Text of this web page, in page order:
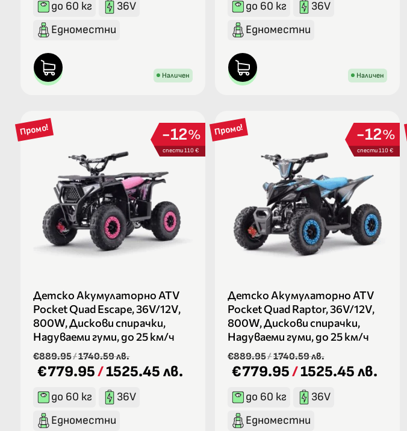
до 60 кг
36V
Едноместни
Наличен
до 60 кг
36V
Едноместни
Наличен
Промо! %
12
спести 110 €
Детско Акумулаторно ATV
Pocket Quad Escape, 36V/12V,
800W, Дискови спирачки,
Надуваеми гуми, до 25 км/ч
€889.95/1740.59 лв.
€779.95/1525.45 лв.
до 60 кг
36V
Едноместни
Промо! %
12
спести 110 €
Детско Акумулаторно ATV
Pocket Quad Raptor, 36V/12V,
800W, Дискови спирачки,
Надуваеми гуми, до 25 км/ч
€889.95/1740.59 лв.
€779.95/1525.45 лв.
до 60 кг
36V
Едноместни